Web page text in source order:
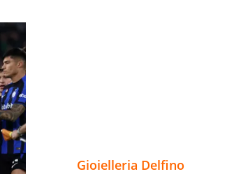
Gioielleria Delfino